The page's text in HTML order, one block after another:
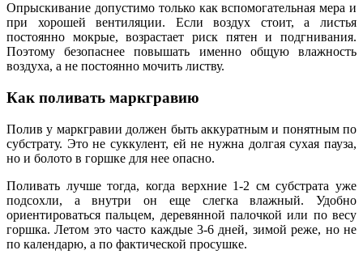
Опрыскивание допустимо только как вспомогательная мера и
при хорошей вентиляции. Если воздух стоит, а листья
постоянно мокрые, возрастает риск пятен и подгнивания.
Поэтому безопаснее повышать именно общую влажность
воздуха, а не постоянно мочить листву.
Как поливать маркгравию
Полив у маркгравии должен быть аккуратным и понятным по
субстрату. Это не суккулент, ей не нужна долгая сухая пауза,
но и болото в горшке для нее опасно.
Поливать лучше тогда, когда верхние 1-2 см субстрата уже
подсохли, а внутри он еще слегка влажный. Удобно
ориентироваться пальцем, деревянной палочкой или по весу
горшка. Летом это часто каждые 3-6 дней, зимой реже, но не
по календарю, а по фактической просушке.